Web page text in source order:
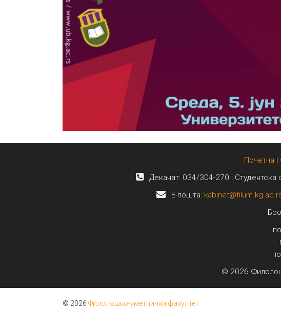
Почетна |
Деканат: 034/304-270 |
E-пошта:
© 2026
© 2026 Филолошко-уметнички факултет